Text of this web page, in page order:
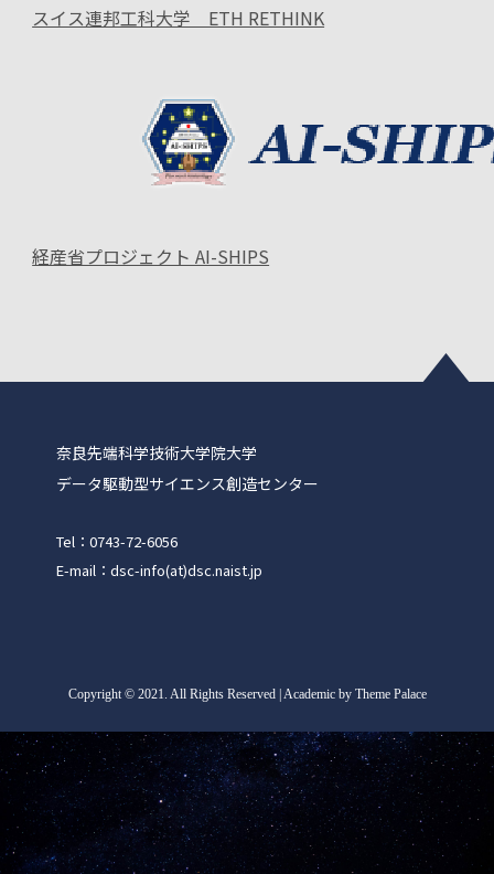
スイス連邦工科大学 ETH RETHINK
経産省プロジェクト AI-SHIPS
奈良先端科学技術大学院大学
データ駆動型サイエンス創造センター
Tel：0743-72-6056
E-mail：dsc-info(at)dsc.naist.jp
Copyright©2021. All Rights Reserved | Academic by Theme Palace